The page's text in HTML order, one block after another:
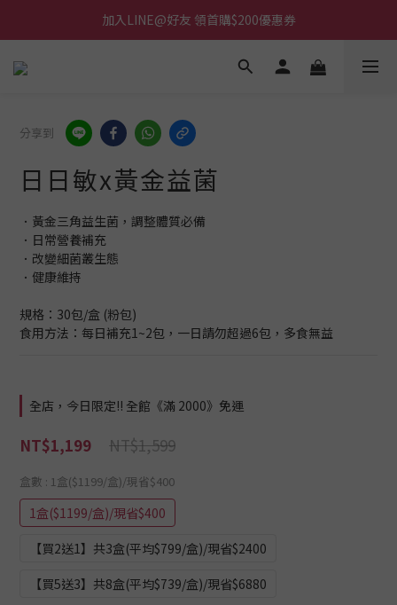
加入LINE@好友 領首購$200優惠券
分享到
日日敏x黃金益菌
．黃金三角益生菌，調整體質必備
．日常營養補充
．改變細菌叢生態
．健康維持
規格：30包/盒 (粉包)
食用方法：每日補充1~2包，一日請勿超過6包，多食無益
全店，今日限定!! 全館《滿 2000》免運
NT$1,599
NT$1,199
盒數 : 1盒($1199/盒)/現省$400
1盒($1199/盒)/現省$400
【買2送1】共3盒(平均$799/盒)/現省$2400
【買5送3】共8盒(平均$739/盒)/現省$6880